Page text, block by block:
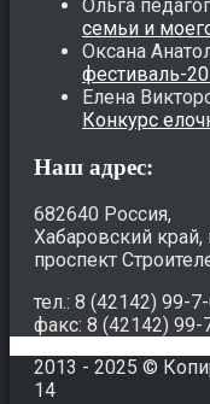
Ольга педагог
семьи и
Оксана
фестиваль-
Елена
Конкурс
Наш адрес:
682640 Россия,
Хабаровский край,
проспект
тел.: 8 (42142) 99-
факс: 8 (42142) 99-
2013 - 2025 ©
14